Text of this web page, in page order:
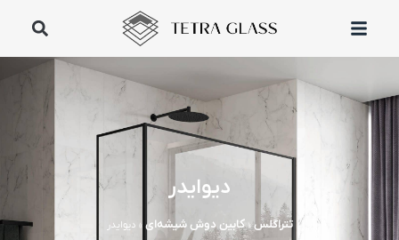
دیوایدر
تتراگلس»کابین دوش شیشه‌ای » دیوایدر